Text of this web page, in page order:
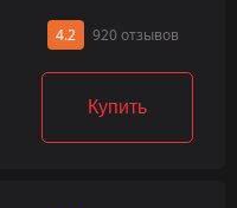
4.2 920 отзывов
Купить